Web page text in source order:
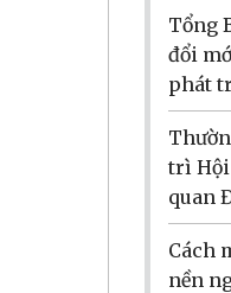
Tổng
đổi
phát
trì Hội
quan
Cách
nền